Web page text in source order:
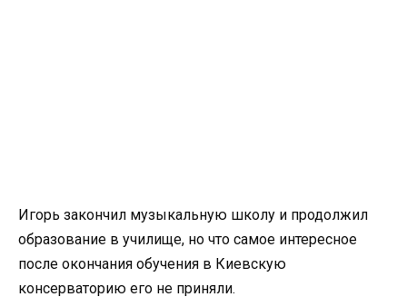
Игорь закончил музыкальную школу и продолжил
образование в училище, но что самое интересное
после окончания обучения в Киевскую
консерваторию его не приняли.